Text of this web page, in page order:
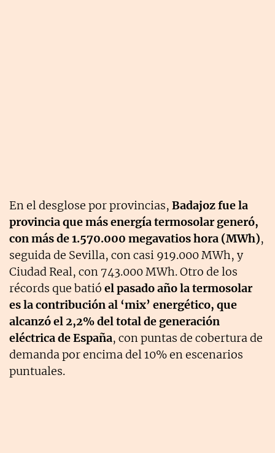
En el desglose por provincias, Badajoz fue la
provincia que más energía termosolar generó,
con más de 1.570.000 megavatios hora (MWh),
seguida de Sevilla, con casi 919.000 MWh, y
Ciudad Real, con 743.000 MWh. Otro de los
récords que batió el pasado año la termosolar
es la contribución al ‘mix’ energético, que
alcanzó el 2,2% del total de generación
eléctrica de España, con puntas de cobertura de
demanda por encima del 10% en escenarios
puntuales.